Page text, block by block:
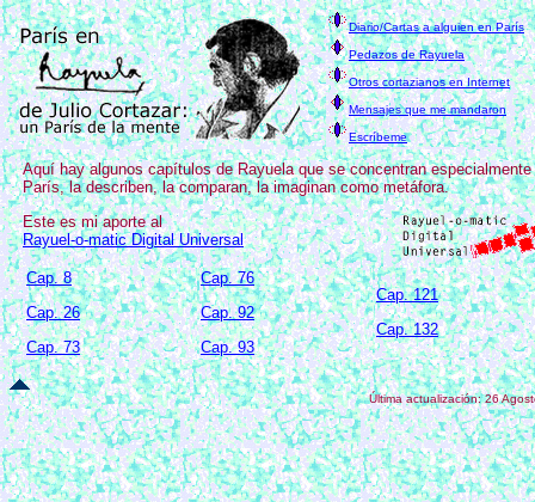
Diario/Cartas a alguien en París
Pedazos de Rayuela
Otros cortazianos en Internet
Mensajes que me mandaron
Escríbeme
Aquí hay algunos capítulos de Rayuela que se concentran especialmente
París, la describen, la comparan, la imaginan como metáfora.
Este es mi aporte al
Rayuel-o-matic Digital Universal
Cap. 8
Cap. 26
Cap. 73
Cap. 76
Cap. 92
Cap. 93
Cap. 121
Cap. 132
Última actualización:26